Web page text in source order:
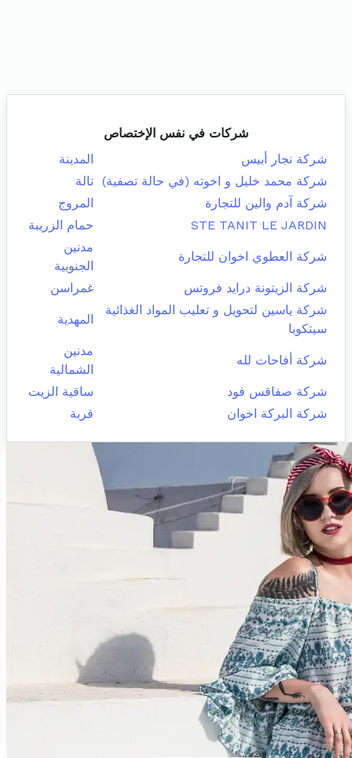
شركات في نفس الإختصاص
شركة نجار أبيس
المدينة
شركة محمد خليل و اخوته (في حالة تصفية) تالة
شركة آدم والين للتجارة
المروج
STE TANIT LE JARDIN
حمام الزريبة
شركة العطوي اخوان للتجارة
مدنين
الجنوبية
شركة الزيتونة درايد فروتس
غمراسن
شركة ياسين لتحويل و تعليب المواد الغذائية
سيتكوبا
المهدية
شركة أفاحات لله
مدنين
الشمالية
شركة صفاقس فود
ساقية الزيت
شركة البركة اخوان
قربة